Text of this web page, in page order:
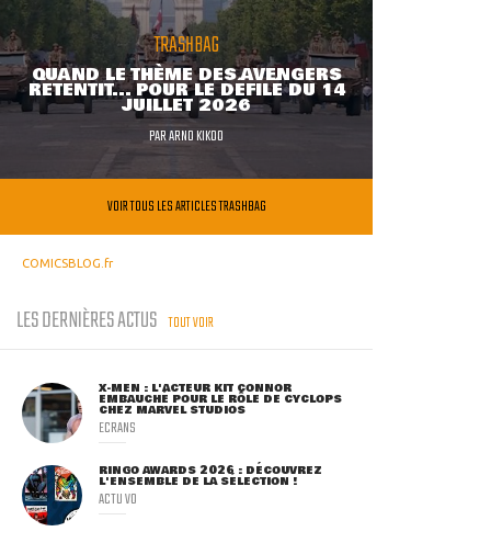
TRASHBAG
QUAND LE THÈME DES AVENGERS
RETENTIT... POUR LE DÉFILÉ DU 14
JUILLET 2026
PARARNO KIKOO
VOIR TOUS LES ARTICLES TRASHBAG
COMICSBLOG.fr
LES DERNIÈRES ACTUS TOUT VOIR
X-MEN : L'ACTEUR KIT CONNOR
EMBAUCHÉ POUR LE RÔLE DE CYCLOPS
CHEZ MARVEL STUDIOS
ECRANS
RINGO AWARDS 2026 : DÉCOUVREZ
L'ENSEMBLE DE LA SÉLECTION !
ACTU VO